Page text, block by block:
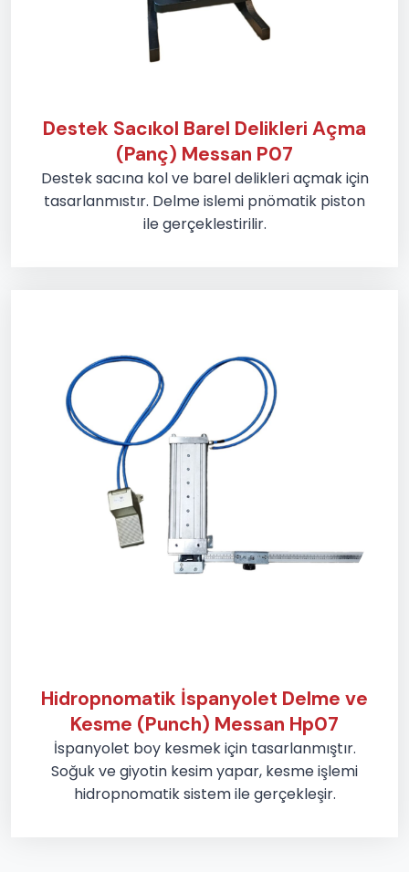
Destek Sacıkol Barel Delikleri Açma
(Panç) Messan P07
Destek sacına kol ve barel delikleri açmak için
tasarlanmıstır. Delme islemi pnömatik piston
ile gerçeklestirilir.
Hidropnomatik İspanyolet Delme ve
Kesme (Punch) Messan Hp07
İspanyolet boy kesmek için tasarlanmıştır.
Soğuk ve giyotin kesim yapar, kesme işlemi
hidropnomatik sistem ile gerçekleşir.